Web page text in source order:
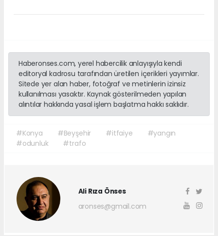
Haberonses.com, yerel habercilik anlayışıyla kendi
editoryal kadrosu tarafından üretilen içerikleri yayımlar.
Sitede yer alan haber, fotoğraf ve metinlerin izinsiz
kullanılması yasaktır. Kaynak gösterilmeden yapılan
alıntılar hakkında yasal işlem başlatma hakkı saklıdır.
#Konya #Beyşehir #itfaiye
#yangın
#odunluk
#trafo
Ali Rıza Önses
aronses@gmail.com